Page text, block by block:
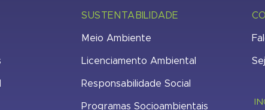
SUSTENTABILIDADE
Meio Ambiente
Licenciamento Ambiental
Responsabilidade Social
Programas Socioambientais